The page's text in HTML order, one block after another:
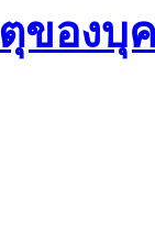
ของบุ